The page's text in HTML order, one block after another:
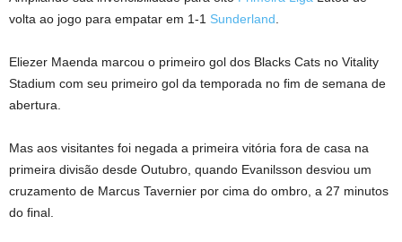
volta ao jogo para empatar em 1-1 Sunderland
Eliezer Maenda marcou o primeiro gol dos Blacks Cats no Vitality
Stadium com seu primeiro gol da temporada no fim de semana de
abertura.
Mas aos visitantes foi negada a primeira vitória fora de casa na
primeira divisão desde Outubro, quando Evanilsson desviou um
cruzamento de Marcus Tavernier por cima do ombro, a 27 minutos
do final.